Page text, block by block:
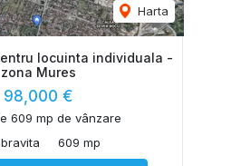
Harta
locuinta individuala -
zona Mures
98,000 €
609 mp de vânzare
609 mp